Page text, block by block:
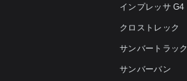
インプレッサ G4
クロストレック
サンバートラック
サンバーバン